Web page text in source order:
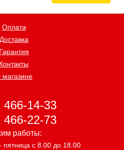
Оплата
Доставка
Гарантия
Контакты
466-14-33
466-22-73
работы:
пятница с 8.00 до 18.00